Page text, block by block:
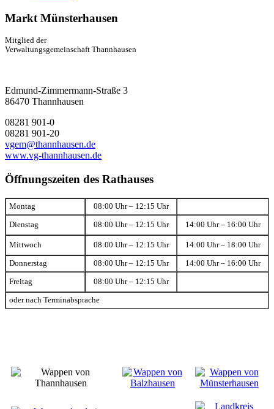
Markt Münsterhausen
Mitglied der
Verwaltungsgemeinschaft Thannhausen
Edmund-Zimmermann-Straße 3
86470 Thannhausen
08281 901-0
08281 901-20
vgem@thannhausen.de
www.vg-thannhausen.de
Öffnungszeiten des Rathauses
Montag 08:00 Uhr – 12:15 Uhr
Dienstag 08:00 Uhr – 12:15 Uhr 14:00 Uhr – 16:00 Uhr
Mittwoch 08:00 Uhr – 12:15 Uhr 14:00 Uhr – 18:00 Uhr
Donnerstag 08:00 Uhr – 12:15 Uhr 14:00 Uhr – 16:00 Uhr
Freitag 08:00 Uhr – 12:15 Uhr
oder nach Terminabsprache